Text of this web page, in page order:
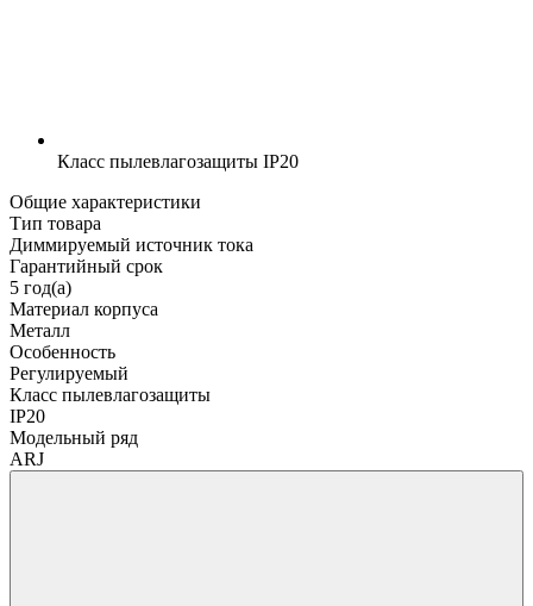
Класс пылевлагозащиты IP20
Общие характеристики
Тип товара
Диммируемый источник тока
Гарантийный срок
5 год(а)
Материал корпуса
Металл
Особенность
Регулируемый
Класс пылевлагозащиты
IP20
Модельный ряд
ARJ